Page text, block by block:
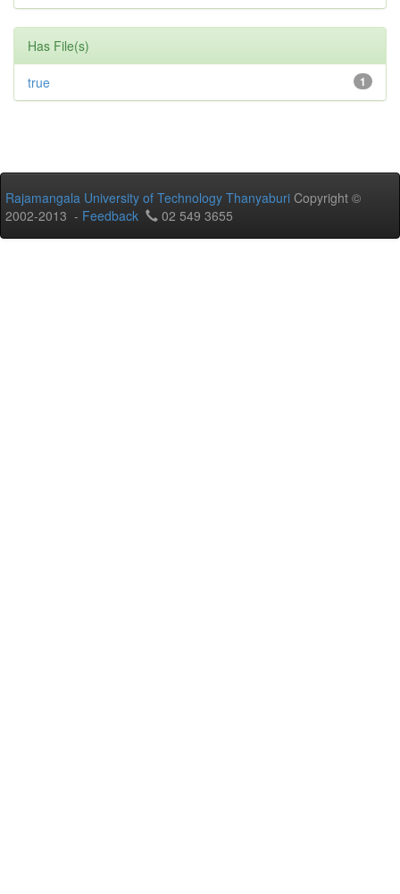
Has File(s)
1
true
Rajamangala University of Technology Thanyaburi Copyright ©
2002-2013 - Feedback 02 549 3655